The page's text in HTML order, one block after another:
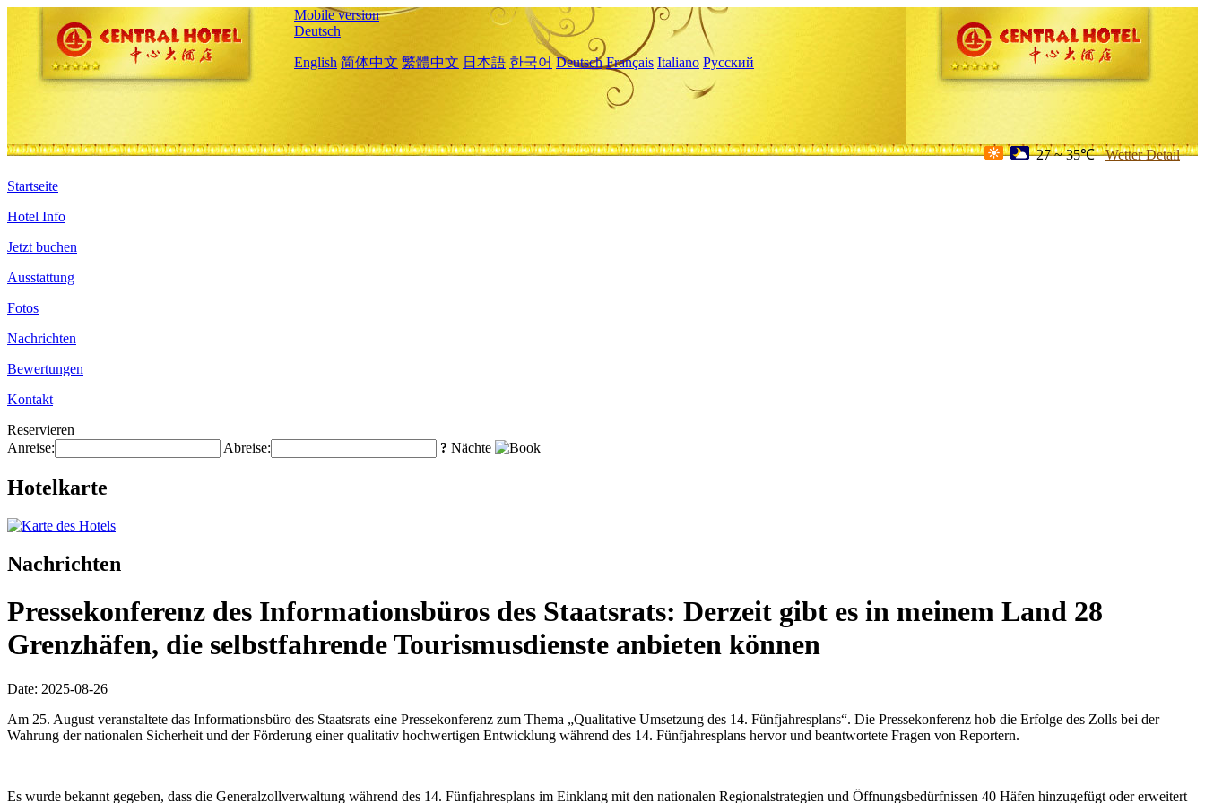
Mobile version
Deutsch
English 简体中文 繁體中文 日本語 한국어 Deutsch Français Italiano Русский
27 ~ 35℃ Wetter Detail
Startseite
Hotel Info
Jetzt buchen
Ausstattung
Fotos
Nachrichten
Bewertungen
Kontakt
Reservieren
Anreise:
Abreise: ? Nächte
Hotelkarte
Nachrichten
Pressekonferenz des Informationsbüros des Staatsrats: Derzeit gibt es in meinem Land 28
Grenzhäfen, die selbstfahrende Tourismusdienste anbieten können
Date: 2025-08-26
Am 25. August veranstaltete das Informationsbüro des Staatsrats eine Pressekonferenz zum Thema „Qualitative Umsetzung des 14. Fünfjahresplans“. Die Pressekonferenz hob die Erfolge des Zolls bei der
Wahrung der nationalen Sicherheit und der Förderung einer qualitativ hochwertigen Entwicklung während des 14. Fünfjahresplans hervor und beantwortete Fragen von Reportern.
Es wurde bekannt gegeben, dass die Generalzollverwaltung während des 14. Fünfjahresplans im Einklang mit den nationalen Regionalstrategien und Öffnungsbedürfnissen 40 Häfen hinzugefügt oder erweitert